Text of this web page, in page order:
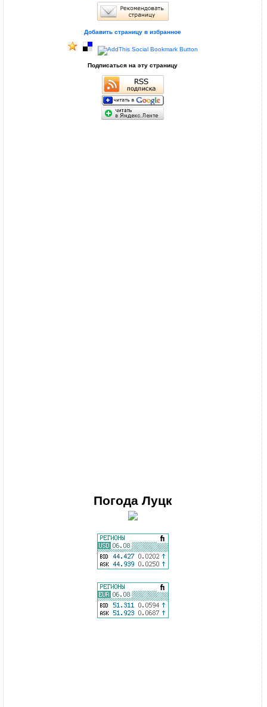
Добавить страницу в избранное
Подписаться на эту страницу
Погода Луцк